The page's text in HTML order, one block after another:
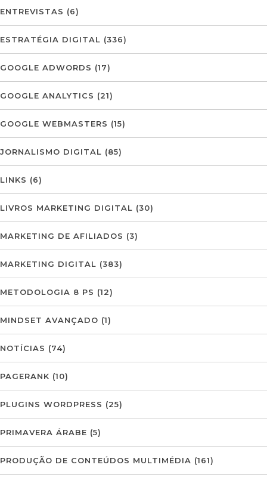
ENTREVISTAS (6)
ESTRATÉGIA DIGITAL (336)
GOOGLE ADWORDS (17)
GOOGLE ANALYTICS (21)
GOOGLE WEBMASTERS (15)
JORNALISMO DIGITAL (85)
LINKS (6)
LIVROS MARKETING DIGITAL (30)
MARKETING DE AFILIADOS (3)
MARKETING DIGITAL (383)
METODOLOGIA 8 PS (12)
MINDSET AVANÇADO (1)
NOTÍCIAS (74)
PAGERANK (10)
PLUGINS WORDPRESS (25)
PRIMAVERA ÁRABE (5)
PRODUÇÃO DE CONTEÚDOS MULTIMÉDIA (161)